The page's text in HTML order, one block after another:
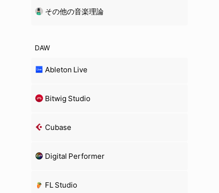
その他の音楽理論
DAW
Ableton Live
Bitwig Studio
Cubase
Digital Performer
FL Studio